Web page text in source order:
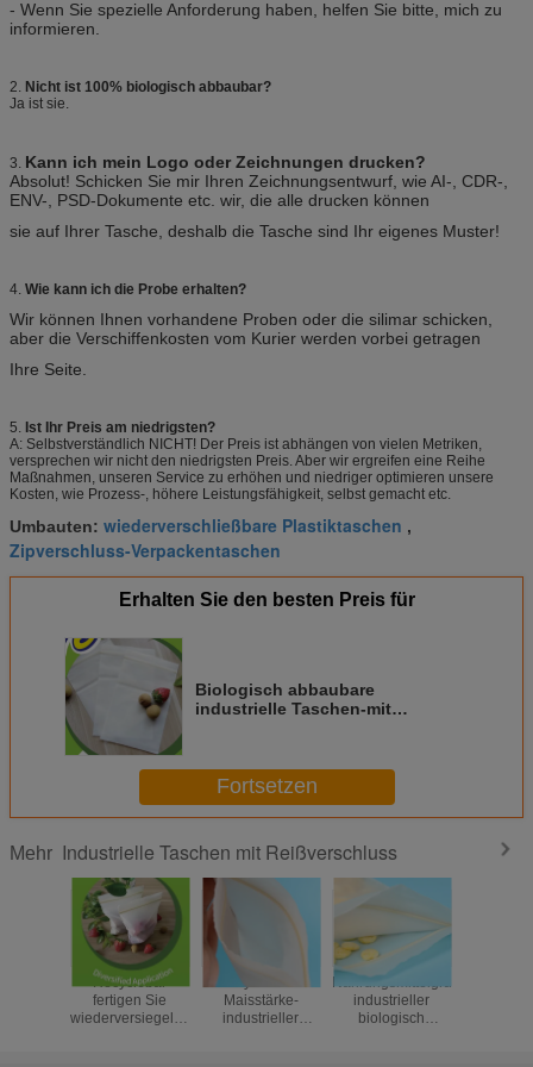
- Wenn Sie spezielle Anforderung haben, helfen Sie bitte, mich zu
informieren.
2. Nicht ist 100% biologisch abbaubar?
Ja ist sie.
3. Kann ich mein Logo oder Zeichnungen drucken?
Absolut! Schicken Sie mir Ihren Zeichnungsentwurf, wie AI-, CDR-,
ENV-, PSD-Dokumente etc. wir, die alle drucken können
sie auf Ihrer Tasche, deshalb die Tasche sind Ihr eigenes Muster!
4. Wie kann ich die Probe erhalten?
Wir können Ihnen vorhandene Proben oder die silimar schicken,
aber die Verschiffenkosten vom Kurier werden vorbei getragen
Ihre Seite.
5. Ist Ihr Preis am niedrigsten?
A: Selbstverständlich NICHT! Der Preis ist abhängen von vielen Metriken,
versprechen wir nicht den niedrigsten Preis. Aber wir ergreifen eine Reihe
Maßnahmen, unseren Service zu erhöhen und niedriger optimieren unsere
Kosten, wie Prozess-, höhere Leistungsfähigkeit, selbst gemacht etc.
Umbauten: wiederverschließbare Plastiktaschen ,
Zipverschluss-Verpackentaschen
Erhalten Sie den besten Preis für
Biologisch abbaubare
industrielle Taschen-mit
die Verpackung sät
Fortsetzen
Mehr Industrielle Taschen mit Reißverschluss
Recyclebar
fertigen Sie
wiederversiegelbare
Recyclebarer
Maisstärke-
industrieller
Nahrungsmittelgrad-
industrieller
biologisch